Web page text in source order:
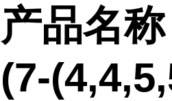
产品名称
(7-